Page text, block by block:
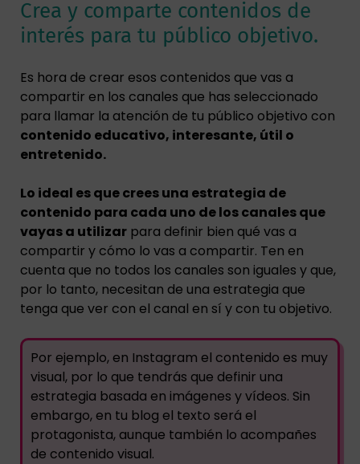
Crea y comparte contenidos de
interés para tu público objetivo.
Es hora de crear esos contenidos que vas a
compartir en los canales que has seleccionado
para llamar la atención de tu público objetivo con
contenido educativo, interesante, útil o
entretenido.
Lo ideal es que crees una estrategia de
contenido para cada uno de los canales que
vayas a utilizar para definir bien qué vas a
compartir y cómo lo vas a compartir. Ten en
cuenta que no todos los canales son iguales y que,
por lo tanto, necesitan de una estrategia que
tenga que ver con el canal en sí y con tu objetivo.
Por ejemplo, en Instagram el contenido es muy
visual, por lo que tendrás que definir una
estrategia basada en imágenes y vídeos. Sin
embargo, en tu blog el texto será el
protagonista, aunque también lo acompañes
de contenido visual.